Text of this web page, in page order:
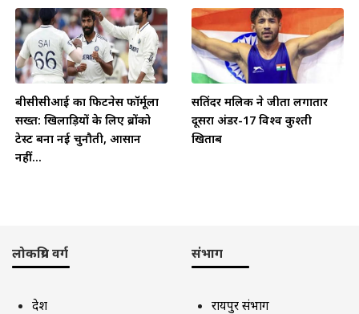
बीसीसीआई का फिटनेस फॉर्मूला
सख्त: खिलाड़ियों के लिए ब्रोंको
टेस्ट बना नई चुनौती, आसान
नहीं...
सतिंदर मलिक ने जीता लगातार
दूसरा अंडर-17 विश्व कुश्ती
खिताब
लोकप्रिय वर्ग
देश
संभाग
रायपुर संभाग